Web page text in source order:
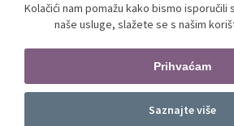
Dodajte u
Pratite nas
Kolačići nam pomažu kako bismo isporučili
naše usluge, slažete se s našim
Prihvaćam
Saznajte više